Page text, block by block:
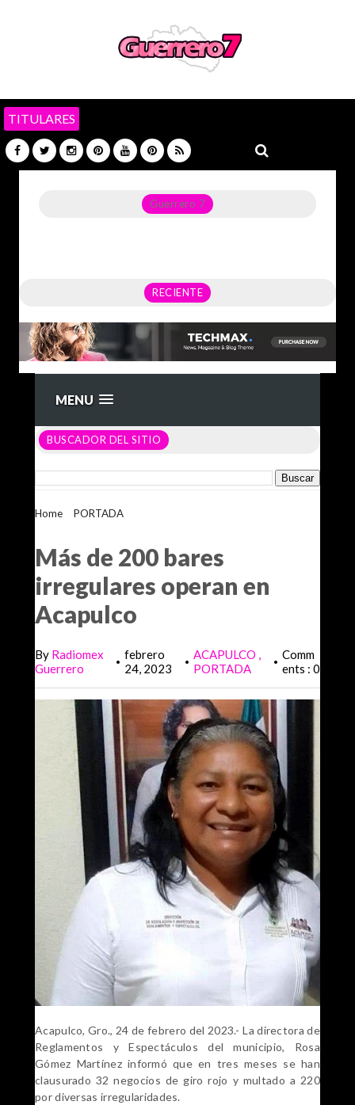
TITULARES
Guerrero 7
RECIENTE
MENU
BUSCADOR DEL SITIO
Home PORTADA
Más de 200 bares
irregulares operan en
Acapulco
By Radiomex
Guerrero
• febrero
24, 2023
• ACAPULCO
PORTADA
• Comm
ents : 0
Acapulco, Gro., 24 de febrero del 2023.- La directora de
Reglamentos y Espectáculos del municipio, Rosa
Gómez Martínez informó que en tres meses se han
clausurado 32 negocios de giro rojo y multado a 220
por diversas irregularidades.